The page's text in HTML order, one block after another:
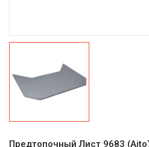
Предтопочный Лист 9683